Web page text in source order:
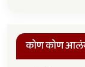
कोण कोण